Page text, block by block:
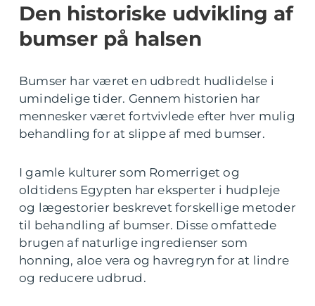
Den historiske udvikling af
bumser på halsen
Bumser har været en udbredt hudlidelse i
umindelige tider. Gennem historien har
mennesker været fortvivlede efter hver mulig
behandling for at slippe af med bumser.
I gamle kulturer som Romerriget og
oldtidens Egypten har eksperter i hudpleje
og lægestorier beskrevet forskellige metoder
til behandling af bumser. Disse omfattede
brugen af naturlige ingredienser som
honning, aloe vera og havregryn for at lindre
og reducere udbrud.